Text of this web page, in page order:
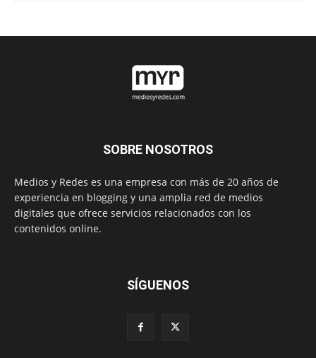
SOBRE NOSOTROS
Medios y Redes es una empresa con más de 20 años de
experiencia en blogging y una amplia red de medios
digitales que ofrece servicios relacionados con los
contenidos online.
SÍGUENOS